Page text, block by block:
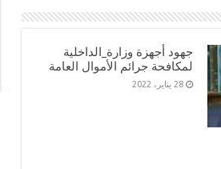
جهود أجهزة وزارة_الداخلية
لمكافحة جرائم الأموال العامة
28 يناير، 2022